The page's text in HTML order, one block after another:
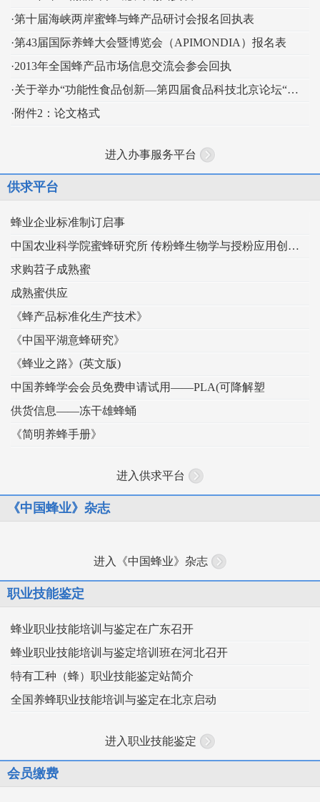
·第十届海峡两岸蜜蜂与蜂产品研讨会报名回执表
·第43届国际养蜂大会暨博览会（APIMONDIA）报名表
·2013年全国蜂产品市场信息交流会参会回执
·关于举办“功能性食品创新—第四届食品科技北京论坛“的通知
·附件2：论文格式
进入办事服务平台
供求平台
蜂业企业标准制订启事
中国农业科学院蜜蜂研究所 传粉蜂生物学与授粉应用创新团队
求购苕子成熟蜜
成熟蜜供应
《蜂产品标准化生产技术》
《中国平湖意蜂研究》
《蜂业之路》(英文版)
中国养蜂学会会员免费申请试用——PLA(可降解塑
供货信息——冻干雄蜂蛹
《简明养蜂手册》
进入供求平台
《中国蜂业》杂志
进入《中国蜂业》杂志
职业技能鉴定
蜂业职业技能培训与鉴定在广东召开
蜂业职业技能培训与鉴定培训班在河北召开
特有工种（蜂）职业技能鉴定站简介
全国养蜂职业技能培训与鉴定在北京启动
进入职业技能鉴定
会员缴费